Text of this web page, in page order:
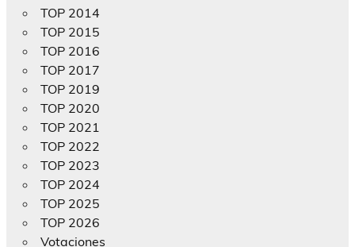
TOP 2014
TOP 2015
TOP 2016
TOP 2017
TOP 2019
TOP 2020
TOP 2021
TOP 2022
TOP 2023
TOP 2024
TOP 2025
TOP 2026
Votaciones